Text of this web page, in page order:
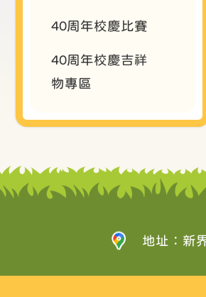
40周年校慶比賽
40周年校慶吉祥
物專區
地址：新